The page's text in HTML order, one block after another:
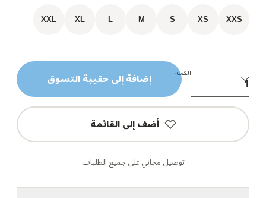
XXS
XS
S
M
L
XL
XXL
الكمية إضافة إلى حقيبة التسوق
أضف إلى القائمة
توصيل مجاني على جميع الطلبات